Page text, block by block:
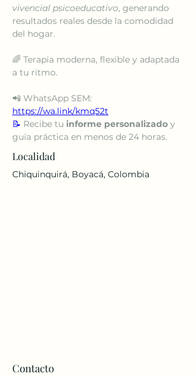
vivencial psicoeducativo, generando
resultados reales desde la comodidad
del hogar.
🌈 Terapia moderna, flexible y adaptada
a tu ritmo.
📲 WhatsApp SEM:
https://wa.link/kmq52t
📝 Recibe tu informe personalizado y
guía práctica en menos de 24 horas.
Localidad
Chiquinquirá, Boyacá, Colombia
Contacto